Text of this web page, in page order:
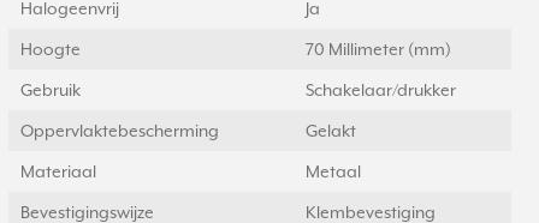
Halogeenvrij Ja
Hoogte 70 Millimeter (mm)
Gebruik Schakelaar/drukker
Oppervlaktebescherming Gelakt
Materiaal Metaal
Bevestigingswijze Klembevestiging